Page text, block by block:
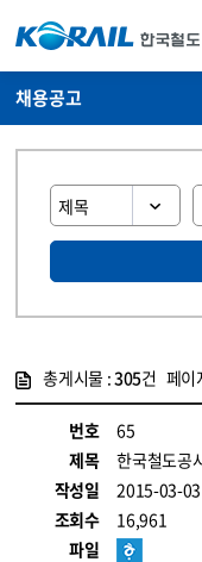
채용공고
총게시물 :305건 페이
번호
65
제목
한국철도공
작성일
2015-03-03
조회수
16,961
파일